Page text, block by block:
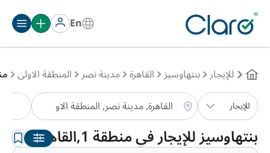
En
للإيجار بنتهاوسيز القاهرة مدينة نصر المنطقة الاولى
للإيجار
بنتهاوسيز للإيجار في منطقة 1,القاهرة
الترتيب:تلقائي